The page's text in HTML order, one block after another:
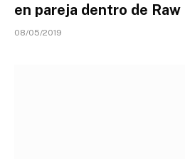
en pareja dentro de Raw
08/05/2019